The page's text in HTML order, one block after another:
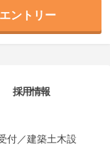
エントリー
採用情報
付／建築土木設